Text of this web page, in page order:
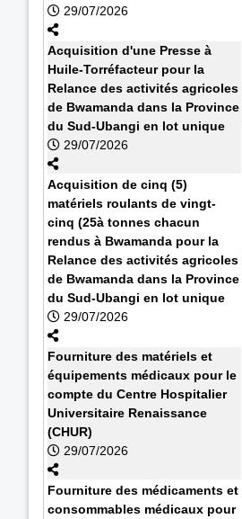
29/07/2026
Acquisition d'une Presse à
Huile-Torréfacteur pour la
Relance des activités agricoles
de Bwamanda dans la Province
du Sud-Ubangi en lot unique
29/07/2026
Acquisition de cinq (5)
matériels roulants de vingt-
cinq (25à tonnes chacun
rendus à Bwamanda pour la
Relance des activités agricoles
de Bwamanda dans la Province
du Sud-Ubangi en lot unique
29/07/2026
Fourniture des matériels et
équipements médicaux pour le
compte du Centre Hospitalier
Universitaire Renaissance
(CHUR)
29/07/2026
Fourniture des médicaments et
consommables médicaux pour